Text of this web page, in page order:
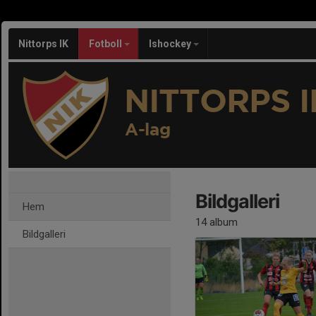
Nittorps IK Fotboll Ishockey
NITTORPS
A-lag
Hem
Bildgalleri
Bildgalleri
14 album